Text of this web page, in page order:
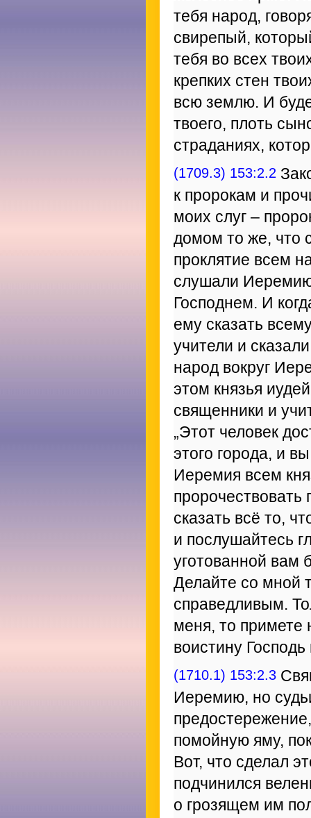
тебя народ,
свирепый,
тебя во всех
крепких стен
всю землю. И
твоего, плоть
страданиях,
(1709.3) 153:2.2
к пророкам и
моих слуг –
домом то же, что
проклятие всем
слушали
Господнем. И
ему сказать
учители и
народ вокруг
этом князья
священники и
„Этот человек
этого города, и
Иеремия всем
пророчествовать
сказать всё то,
и послушайтесь
уготованной вам
Делайте со мной
справедливым.
меня, то примете
воистину
(1710.1) 153:2.3
Иеремию, но
помойную яму,
Вот, что сделал
подчинился
о грозящем им